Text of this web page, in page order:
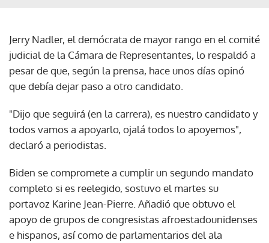
Jerry Nadler, el demócrata de mayor rango en el comité
judicial de la Cámara de Representantes, lo respaldó a
pesar de que, según la prensa, hace unos días opinó
que debía dejar paso a otro candidato.
"Dijo que seguirá (en la carrera), es nuestro candidato y
todos vamos a apoyarlo, ojalá todos lo apoyemos",
declaró a periodistas.
Biden se compromete a cumplir un segundo mandato
completo si es reelegido, sostuvo el martes su
portavoz Karine Jean-Pierre. Añadió que obtuvo el
apoyo de grupos de congresistas afroestadounidenses
e hispanos, así como de parlamentarios del ala